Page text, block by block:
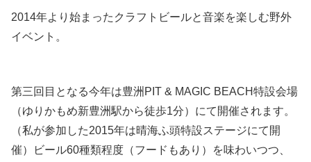
2014年より始まったクラフトビールと音楽を楽しむ野外
イベント。
第三回目となる今年は豊洲PIT & MAGIC BEACH特設会場
（ゆりかもめ新豊洲駅から徒歩1分）にて開催されます。
（私が参加した2015年は晴海ふ頭特設ステージにて開
催）ビール60種類程度（フードもあり）を味わいつつ、